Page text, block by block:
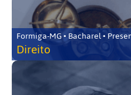
Formiga-MG • Bacharel •
Direito